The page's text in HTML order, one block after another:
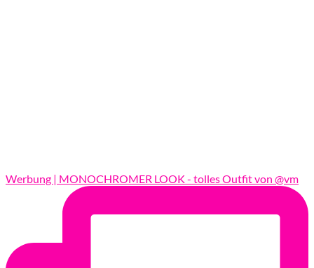
Werbung | MONOCHROMER LOOK - tolles Outfit von @vm